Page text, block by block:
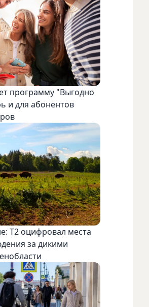
программу "Выгодно
и для абонентов
Т2 оцифровал места
за дикими